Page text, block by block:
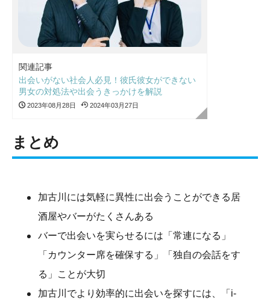
関連記事
出会いがない社会人必見！彼氏彼女ができない
男女の対処法や出会うきっかけを解説
2023年08月28日 2024年03月27日
まとめ
加古川には気軽に異性に出会うことができる居
酒屋やバーがたくさんある
バーで出会いを実らせるには「常連になる」
「カウンター席を確保する」「独自の会話をす
る」ことが大切
加古川でより効率的に出会いを探すには、「i-